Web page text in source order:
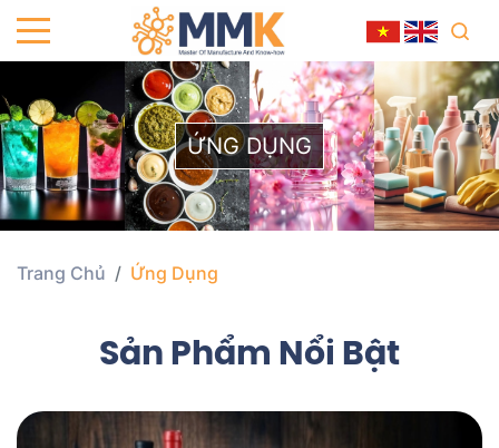
ỨNG DỤNG
Trang Chủ Ứng Dụng
Sản Phẩm Nổi Bật